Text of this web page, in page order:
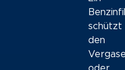
schützt
den
oder